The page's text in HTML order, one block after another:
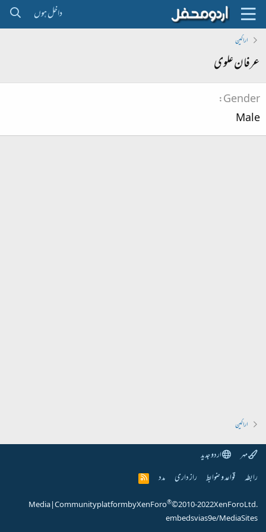
داخل ہوں
اراکین
عرفان علوی
Gender
Male
اراکین
مہر
اردو جدید
رابطہ قواعد و ضوابط راز داری مدد
R
S
Community platform by XenForo®© 2010-2022 XenForo Ltd.
|
Media
embeds via s9e/MediaSites